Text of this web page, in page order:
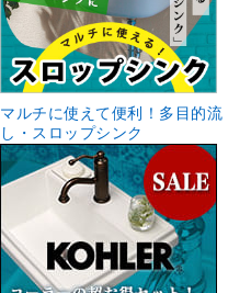
マルチに使えて便利！多目的流
し・スロップシンク